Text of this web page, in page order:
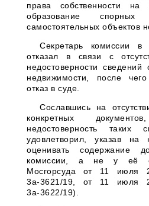
права собственности
образование
самостоятельных объектов
Секретарь комиссии в
отказал в связи с
недостоверности
недвижимости, после
отказ в суде.
Сославшись на
конкретных
недостоверность таких
удовлетворил, указав на
оценивать содержание
комиссии, а не у её
Мосгорсуда от 11
3а-3621/19, от 11
3а-3622/19).